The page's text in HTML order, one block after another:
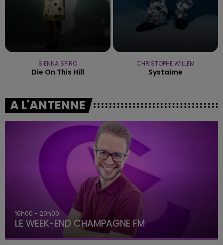
SIENNA SPIRO
Die On This Hill
CHRISTOPHE WILLEM
Systaime
A L'ANTENNE
16h00 - 20h00
LE WEEK-END CHAMPAGNE FM